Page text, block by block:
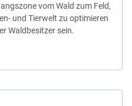
vom Wald zum Feld,
und Tierwelt zu optimieren
Waldbesitzer sein.